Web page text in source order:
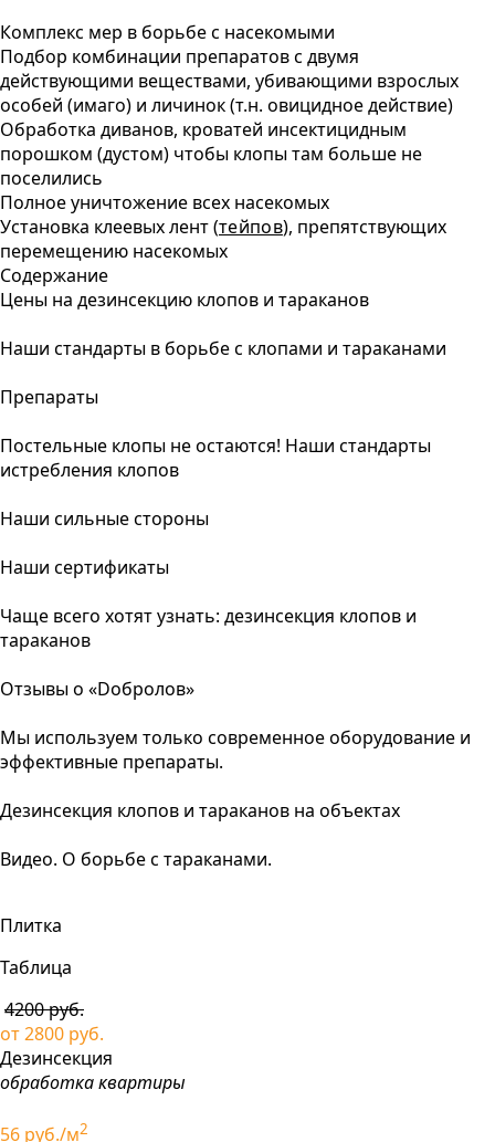
Комплекс мер в борьбе с насекомыми
Подбор комбинации препаратов с двумя
действующими веществами, убивающими взрослых
особей (имаго) и личинок (т.н. овицидное действие)
Обработка диванов, кроватей инсектицидным
порошком (дустом) чтобы клопы там больше не
поселились
Полное уничтожение всех насекомых
Установка клеевых лент (тейпов), препятствующих
перемещению насекомых
Содержание
Цены на дезинсекцию клопов и тараканов
Наши стандарты в борьбе с клопами и тараканами
Препараты
Постельные клопы не остаются! Наши стандарты
истребления клопов
Наши сильные стороны
Наши сертификаты
Чаще всего хотят узнать: дезинсекция клопов и
тараканов
Отзывы о «Dобролов»
Мы используем только современное оборудование и
эффективные препараты.
Дезинсекция клопов и тараканов на объектах
Видео. О борьбе с тараканами.
Плитка
Таблица
4200 руб.
от2800 руб.
Дезинсекция
обработка квартиры
56 руб./м2